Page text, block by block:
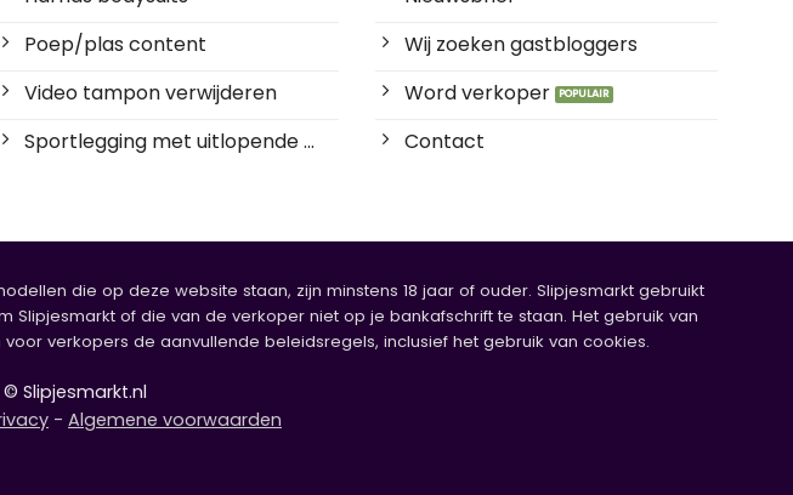
Poep/plas content
Video tampon verwijderen
Sportlegging met uitlopende ...
Wij zoeken gastbloggers
Word verkoper
Contact
die op deze website staan, zijn minstens 18 jaar of ouder. Slipjesmarkt gebruikt
of die van de verkoper niet op je bankafschrift te staan. Het gebruik van
verkopers de aanvullende beleidsregels, inclusief het gebruik van cookies.
Slipjesmarkt.nl
- Algemene voorwaarden